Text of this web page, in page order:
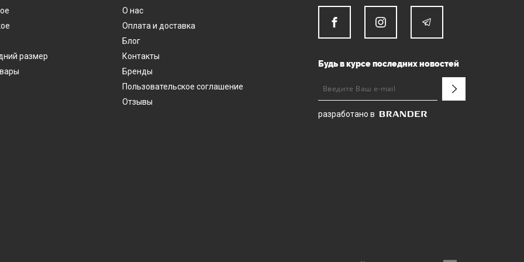
размер
О нас
Оплата и доставка
Блог
Контакты
Бренды
Пользовательское соглашение
Отзывы
Будь в курсе последних новостей
разработано в